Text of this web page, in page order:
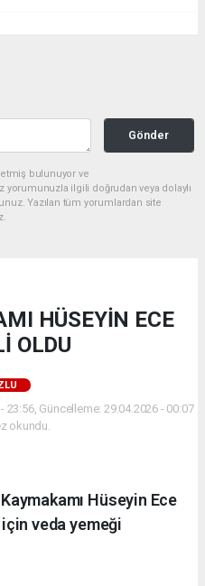
Gönder
etmiş bulunuyor ve
yorumunuzla ilgili doğrudan veya dolaylı
Yazılan tüm yorumlardan site
HÜSEYİN ECE
OLDU
Güncelleme: 29.04.2026 - 00:07
okundu.
Hüseyin Ece
için veda yemeği